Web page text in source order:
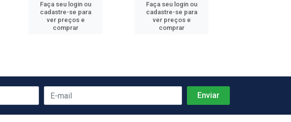
Faça seu login ou
cadastre-se para
ver preços e
comprar
Faça seu login ou
cadastre-se para
ver preços e
comprar